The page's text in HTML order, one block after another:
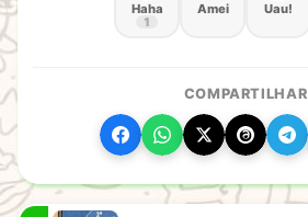
Haha
1
Amei Uau!
COMPARTILHAR